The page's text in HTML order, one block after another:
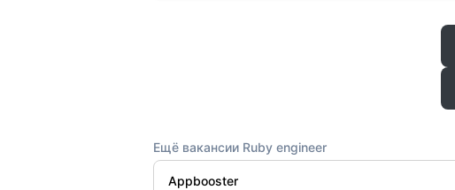
Ещё вакансии Ruby engineer
Appbooster